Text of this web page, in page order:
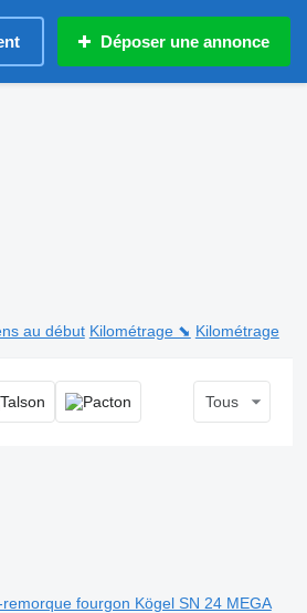
Déposer une annonce
au début Kilométrage ⬊ Kilométrage
Tous
fourgon Kögel SN 24 MEGA